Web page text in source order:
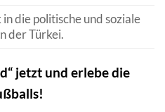
die politische und soziale
der Türkei.
jetzt und erlebe die